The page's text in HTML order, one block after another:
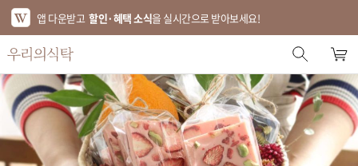
앱 다운받고 할인·혜택 소식을 실시간으로 받아보세요!
스토어 홈
에디터 추천
한정특가